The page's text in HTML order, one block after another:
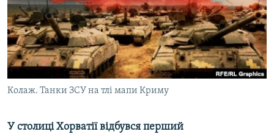
СПЕЦПРОЄКТИ
ПОДКАСТИ
КРИМ РЕАЛІЇ
РУС
КТАТ
Колаж. Танки ЗСУ на тлі мапи Криму
У столиці Хорватії відбувся перший